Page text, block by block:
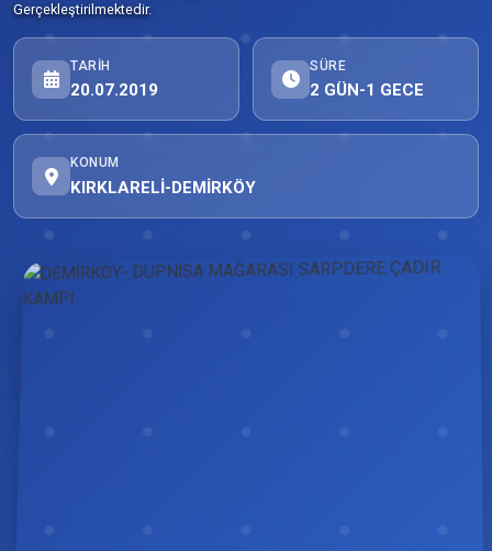
Gerçekleştirilmektedir.
TARIH
20.07.2019
SÜRE
2 GÜN-1 GECE
KONUM
KIRKLARELİ-DEMİRKÖY